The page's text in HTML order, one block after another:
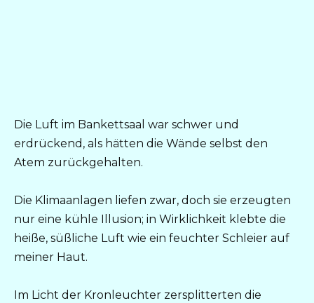
Die Luft im Bankettsaal war schwer und
erdrückend, als hätten die Wände selbst den
Atem zurückgehalten.
Die Klimaanlagen liefen zwar, doch sie erzeugten
nur eine kühle Illusion; in Wirklichkeit klebte die
heiße, süßliche Luft wie ein feuchter Schleier auf
meiner Haut.
Im Licht der Kronleuchter zersplitterten die